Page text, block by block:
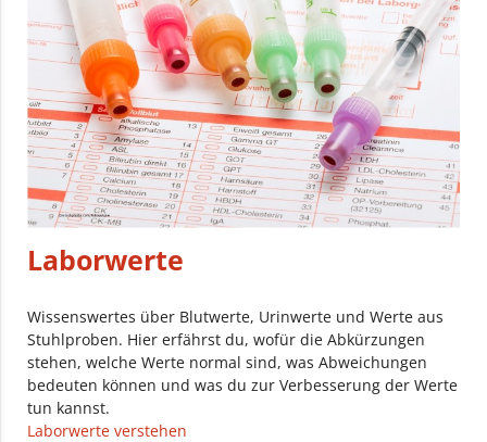
Laborwerte
Wissenswertes über Blutwerte, Urinwerte und Werte aus
Stuhlproben. Hier erfährst du, wofür die Abkürzungen
stehen, welche Werte normal sind, was Abweichungen
bedeuten können und was du zur Verbesserung der Werte
tun kannst.
Laborwerte verstehen